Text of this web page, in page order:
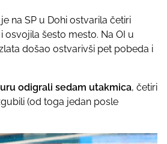
na SP u Dohi ostvarila četiri
osvojila šesto mesto. Na OI u
došao ostvarivši pet pobeda i
odigrali sedam utakmica, četiri
(od toga jedan posle